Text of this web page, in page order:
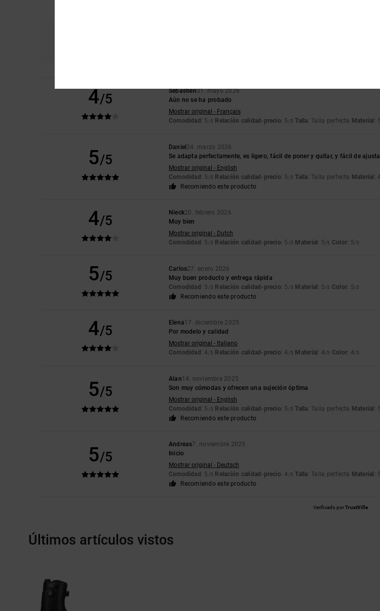
4/5
Sébastien31. mayo 2026
Aún no se ha probado
Mostrar original - Français
Comodidad : 5 /5 Relación calidad-precio: 5 /5 Talla: Talla perfecta Material : 5
5/5
Daniel 24. marzo 2026
Se adapta perfectamente, es ligero, fácil de poner y quitar, y fácil de
Mostrar original - English
Comodidad : 5 /5 Relación calidad-precio: 5 /5 Talla: Talla perfecta Material : 4
Recomiendo este producto
4/5
Nieck20. febrero 2026
Muy bien
Mostrar original - Dutch
Comodidad : 5 /5 Relación calidad-precio: 5 /5 Material : 5/5 Color: 5/5
5/5 Carlos27. enero 2026
Muy buen producto y entrega rápida
Comodidad : 5 /5 Relación calidad-precio: 5 /5 Material : 5/5 Color: 5/5
Recomiendo este producto
4/5
Elena17. diciembre 2025
Por modelo y calidad
Mostrar original - Italiano
Comodidad : 4 /5 Relación calidad-precio: 4 /5 Material : 4/5 Color: 4/5
5/5
Alan14. noviembre 2025
Son muy cómodas y ofrecen una sujeción óptima
Mostrar original - English
Comodidad : 5 /5 Relación calidad-precio: 5 /5 Talla: Talla perfecta Material : 5
Recomiendo este producto
5/5
Andreas7. noviembre 2025
Inicio
Mostrar original - Deutsch
Comodidad : 5 /5 Relación calidad-precio: 4 /5 Talla: Talla perfecta Material : 5
Recomiendo este producto
Verificado porTrustVille
Últimos artículos vistos